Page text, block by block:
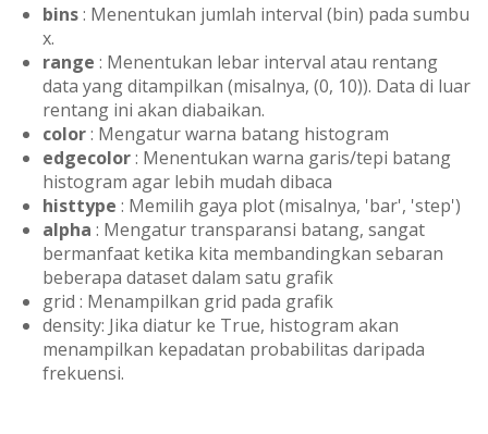
bins: Menentukan jumlah interval (bin) pada sumbu
x.
range : Menentukan lebar interval atau rentang
data yang ditampilkan (misalnya, (0, 10)). Data di luar
rentang ini akan diabaikan.
color: Mengatur warna batang histogram
edgecolor: Menentukan warna garis/tepi batang
histogram agar lebih mudah dibaca
histtype : Memilih gaya plot (misalnya, 'bar', 'step')
alpha : Mengatur transparansi batang, sangat
bermanfaat ketika kita membandingkan sebaran
beberapa dataset dalam satu grafik
grid : Menampilkan grid pada grafik
density: Jika diatur ke True, histogram akan
menampilkan kepadatan probabilitas daripada
frekuensi.